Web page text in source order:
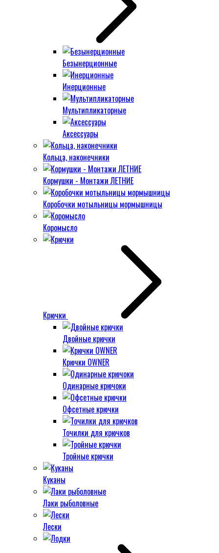
Безынерционные
Инерционные
Мультипликаторные
Аксессуары
Кольца, наконечники
Кормушки - Монтажи ЛЕТНИЕ
Коробочки мотыльницы мормышницы
Коромысло
Крючки
Двойные крючки
Крючки OWNER
Одинарные крючоки
Офсетные крючки
Точилки для крючков
Тройные крючки
Куканы
Лаки рыболовные
Лески